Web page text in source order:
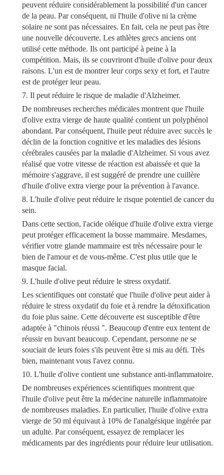
peuvent réduire considérablement la possibilité d'un cancer
de la peau. Par conséquent, ni l'huile d'olive ni la crème
solaire ne sont pas nécessaires. En fait, cela ne peut pas être
une nouvelle découverte. Les athlètes grecs anciens ont
utilisé cette méthode. Ils ont participé à peine à la
compétition. Mais, ils se couvriront d'huile d'olive pour deux
raisons. L'un est de montrer leur corps sexy et fort, et l'autre
est de protéger leur peau.
7. Il peut réduire le risque de maladie d'Alzheimer.
De nombreuses recherches médicales montrent que l'huile
d'olive extra vierge de haute qualité contient un polyphénol
abondant. Par conséquent, l'huile peut réduire avec succès le
déclin de la fonction cognitive et les maladies des lésions
cérébrales causées par la maladie d'Alzheimer. Si vous avez
réalisé que votre vitesse de réaction est abaissée et que la
mémoire s'aggrave, il est suggéré de prendre une cuillère
d'huile d'olive extra vierge pour la prévention à l'avance.
8. L'huile d'olive peut réduire le risque potentiel de cancer du
sein.
Dans cette section, l'acide oléique d'huile d'olive extra vierge
peut protéger efficacement la bosse mammaire. Mesdames,
vérifier votre glande mammaire est très nécessaire pour le
bien de l'amour et de vous-même. C'est plus utile que le
masque facial.
9. L'huile d'olive peut réduire le stress oxydatif.
Les scientifiques ont constaté que l'huile d'olive peut aider à
réduire le stress oxydatif du foie et à rendre la détoxification
du foie plus saine. Cette découverte est susceptible d'être
adaptée à "chinois réussi ". Beaucoup d'entre eux tentent de
réussir en buvant beaucoup. Cependant, personne ne se
souciait de leurs foies s'ils peuvent être si mis au défi. Très
bien, maintenant vous l'avez connu.
10. L'huile d'olive contient une substance anti-inflammatoire.
De nombreuses expériences scientifiques montrent que
l'huile d'olive peut être la médecine naturelle inflammatoire
de nombreuses maladies. En particulier, l'huile d'olive extra
vierge de 50 ml équivaut à 10% de l'analgésique ingérée par
un adulte. Par conséquent, essayez de remplacer les
médicaments par des ingrédients pour réduire leur utilisation.